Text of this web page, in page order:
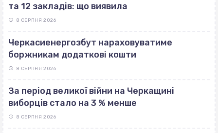
та 12 закладів: що виявила
8 СЕРПНЯ 2026
Черкасиенергозбут нараховуватиме
боржникам додаткові кошти
8 СЕРПНЯ 2026
За період великої війни на Черкащині
виборців стало на 3 % менше
8 СЕРПНЯ 2026